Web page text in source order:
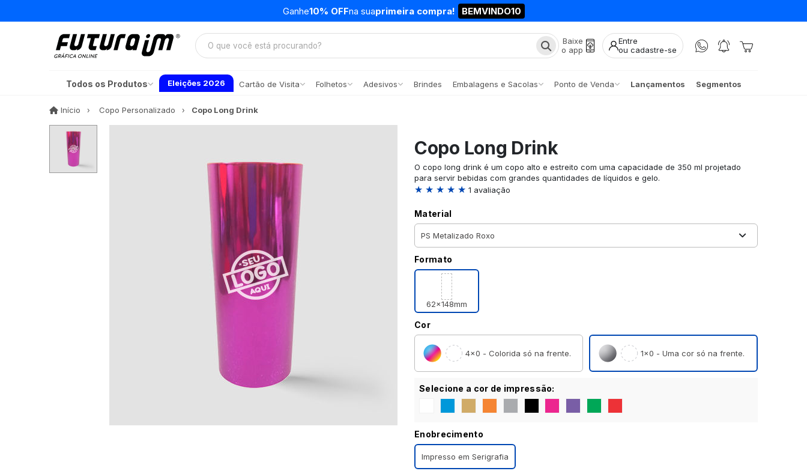
Ganhe10% OFFna suaprimeira compra! BEMVINDO10
Baixe
o app
Entre
ou cadastre-se
Todos os Produtos Eleições 2026 Cartão de Visita Folhetos Adesivos Brindes Embalagens e Sacolas Ponto de Venda Lançamentos Segmentos
Início InícioCopo Personalizado Copo Long Drink
Copo Long Drink
O copo long drink é um copo alto e estreito com uma capacidade de 350 ml projetado
para servir bebidas com grandes quantidades de líquidos e gelo.
★ ★ ★ ★ ★ 1 avaliação
Material
Formato
62x148mm
Cor
4×0 - Colorida só na frente. 1×0 - Uma cor só na frente.
Selecione a cor de impressão:
Enobrecimento
Impresso em Serigrafia